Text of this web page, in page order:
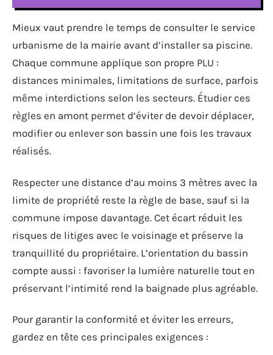
Mieux vaut prendre le temps de consulter le service
urbanisme de la mairie avant d’installer sa piscine.
Chaque commune applique son propre PLU :
distances minimales, limitations de surface, parfois
même interdictions selon les secteurs. Étudier ces
règles en amont permet d’éviter de devoir déplacer,
modifier ou enlever son bassin une fois les travaux
réalisés.
Respecter une distance d’au moins 3 mètres avec la
limite de propriété reste la règle de base, sauf si la
commune impose davantage. Cet écart réduit les
risques de litiges avec le voisinage et préserve la
tranquillité du propriétaire. L’orientation du bassin
compte aussi : favoriser la lumière naturelle tout en
préservant l’intimité rend la baignade plus agréable.
Pour garantir la conformité et éviter les erreurs,
gardez en tête ces principales exigences :